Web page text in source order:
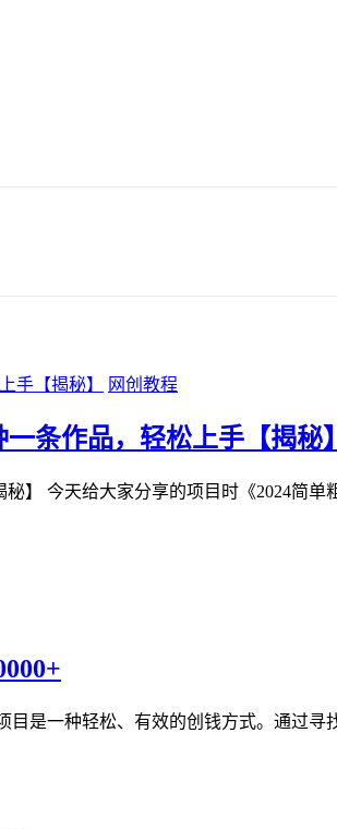
网创教程
条作品，轻松上手【揭秘】
】 今天给大家分享的项目时《2024简
是一种轻松、有效的创钱方式。通过